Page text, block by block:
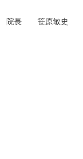
院長 笹原敏史